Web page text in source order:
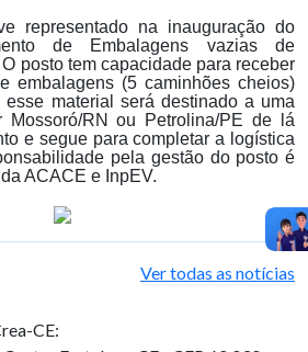
representado na inauguração do
de Embalagens vazias de
posto tem capacidade para receber
embalagens (5 caminhões cheios)
material será destinado a uma
RN ou Petrolina/PE de lá
e segue para completar a logística
pela gestão do posto é
ACACE e InpEV.
Ver todas as notícias
CE: